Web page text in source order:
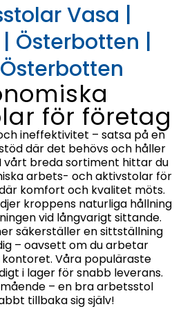
Vasa |
Österbotten |
för företag
ineffektivitet – satsa på en
där det behövs och håller
vårt breda sortiment hittar du
arbets- och aktivstolar för
komfort och kvalitet möts.
kroppens naturliga hållning
vid långvarigt sittande.
säkerställer en sittställning
– oavsett om du arbetar
Våra populäraste
i lager för snabb leverans.
– en bra arbetsstol
tillbaka sig själv!